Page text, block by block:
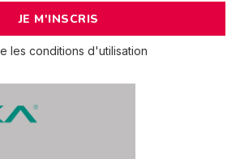
les conditions d'utilisation